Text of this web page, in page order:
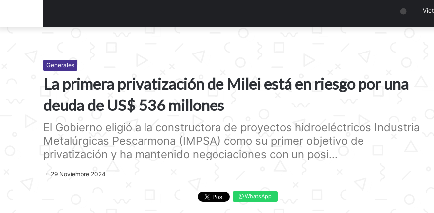
Victoria
Generales
La primera privatización de Milei está en riesgo por una
deuda de US$ 536 millones
El Gobierno eligió a la constructora de proyectos hidroeléctricos Industria
Metalúrgicas Pescarmona (IMPSA) como su primer objetivo de
privatización y ha mantenido negociaciones con un posi...
29 Noviembre 2024
WhatsApp